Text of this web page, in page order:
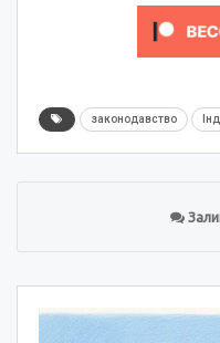
законодавство